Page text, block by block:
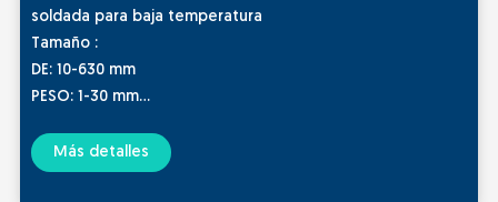
soldada para baja temperatura
Tamaño :
DE: 10-630 mm
PESO: 1-30 mm
Estándar y Grado:ASTM A333 GR.3 GR.6 GR.9 GR.11
Extremos: extremos cuadrados/extremos lisos (corte
Más detalles